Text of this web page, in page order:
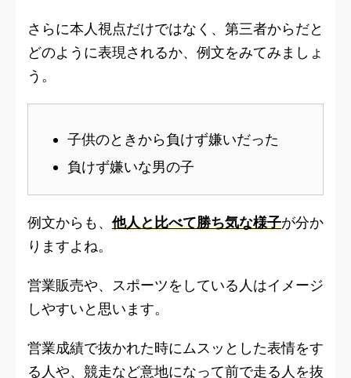
さらに本人視点だけではなく、第三者からだと
どのように表現されるか、例文をみてみましょ
う。
子供のときから負けず嫌いだった
負けず嫌いな男の子
例文からも、 他人と比べて勝ち気な様子が分か
りますよね。
営業販売や、スポーツをしている人はイメージ
しやすいと思います。
営業成績で抜かれた時にムスッとした表情をす
る人や、競走など意地になって前で走る人を抜